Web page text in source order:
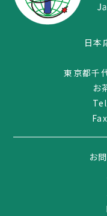
03-
日本
東京都千
お
お